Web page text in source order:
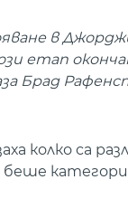
в
етап
Брад
колко са
беше